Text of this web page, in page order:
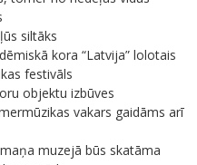
siltāks
kora “Latvija” lolotais
festivāls
objektu izbūves
vakars gaidāms arī
muzejā būs skatāma